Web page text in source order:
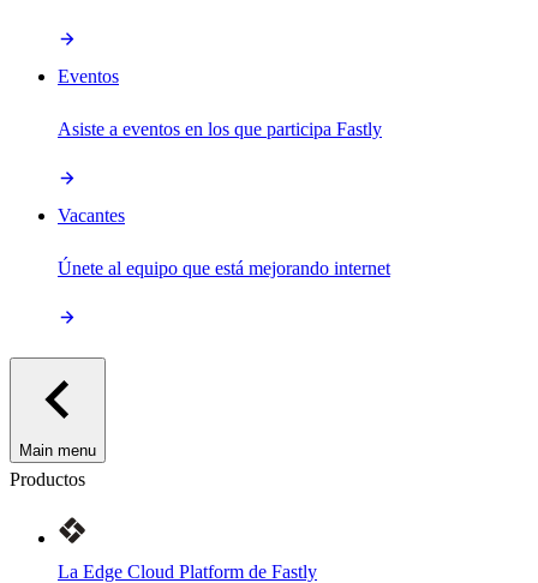
Eventos
Asiste a eventos en los que participa Fastly
Vacantes
Únete al equipo que está mejorando internet
Main menu
Productos
La Edge Cloud Platform de Fastly